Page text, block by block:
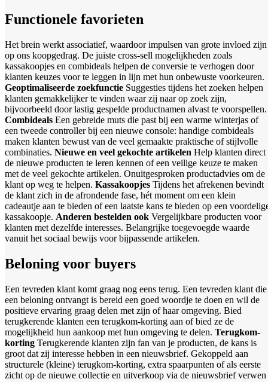
Functionele favorieten
Het brein werkt associatief, waardoor impulsen van grote invloed zijn
op ons koopgedrag. De juiste cross-sell mogelijkheden zoals
kassakoopjes en combideals helpen de conversie te verhogen door
klanten keuzes voor te leggen in lijn met hun onbewuste voorkeuren.
Geoptimaliseerde zoekfunctie Suggesties tijdens het zoeken helpen
klanten gemakkelijker te vinden waar zij naar op zoek zijn,
bijvoorbeeld door lastig gespelde productnamen alvast te voorspellen.
Combideals Een gebreide muts die past bij een warme winterjas of
een tweede controller bij een nieuwe console: handige combideals
maken klanten bewust van de veel gemaakte praktische of stijlvolle
combinaties. Nieuwe en veel gekochte artikelen Help klanten direct
de nieuwe producten te leren kennen of een veilige keuze te maken
met de veel gekochte artikelen. Onuitgesproken productadvies om de
klant op weg te helpen. Kassakoopjes Tijdens het afrekenen bevindt
de klant zich in de afrondende fase, hét moment om een klein
cadeautje aan te bieden of een laatste kans te bieden op een
kassakoopje. Anderen bestelden ook Vergelijkbare producten voor
klanten met dezelfde interesses. Belangrijke toegevoegde waarde
vanuit het sociaal bewijs voor bijpassende artikelen.
Beloning voor buyers
Een tevreden klant komt graag nog eens terug. Een tevreden klant die
een beloning ontvangt is bereid een goed woordje te doen en wil de
positieve ervaring graag delen met zijn of haar omgeving. Bied
terugkerende klanten een terugkom-korting aan of bied ze de
mogelijkheid hun aankoop met hun omgeving te delen. Terugkom-
korting Terugkerende klanten zijn fan van je producten, de kans is
groot dat zij interesse hebben in een nieuwsbrief. Gekoppeld aan
structurele (kleine) terugkom-korting, extra spaarpunten of als eerste
zicht op de nieuwe collectie en uitverkoop via de nieuwsbrief verwen